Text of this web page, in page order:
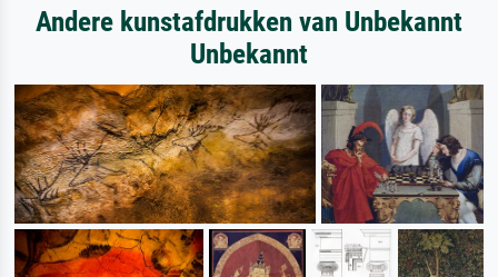
Andere kunstafdrukken van Unbekannt
Unbekannt